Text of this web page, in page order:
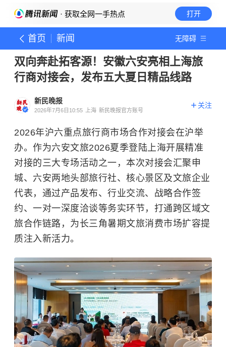
· 获取全网一手热点 打开
首页 新闻 无障碍
双向奔赴拓客源！安徽六安亮相上海旅
行商对接会，发布五大夏日精品线路
新民晚报
2026年7月6日10:55 上海 新民晚报官方账号
关注
2026年沪六重点旅行商市场合作对接会在沪举
办。作为六安文旅2026夏季登陆上海开展精准
对接的三大专场活动之一，本次对接会汇聚申
城、六安两地头部旅行社、核心景区及文旅企业
代表，通过产品发布、行业交流、战略合作签
约、一对一深度洽谈等务实环节，打通跨区域文
旅合作链路，为长三角暑期文旅消费市场扩容提
质注入新活力。